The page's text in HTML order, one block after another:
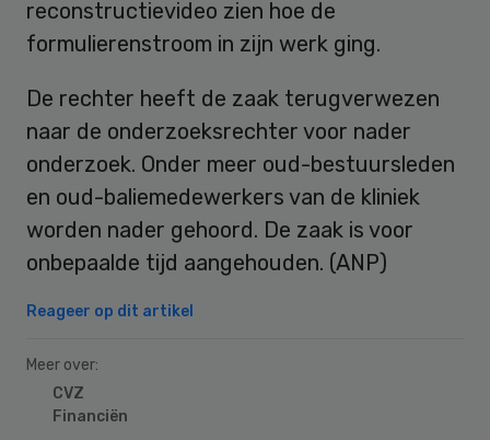
reconstructievideo zien hoe de
formulierenstroom in zijn werk ging.
De rechter heeft de zaak terugverwezen
naar de onderzoeksrechter voor nader
onderzoek. Onder meer oud-bestuursleden
en oud-baliemedewerkers van de kliniek
worden nader gehoord. De zaak is voor
onbepaalde tijd aangehouden. (ANP)
Reageer op dit artikel
Meer over:
CVZ
Financiën